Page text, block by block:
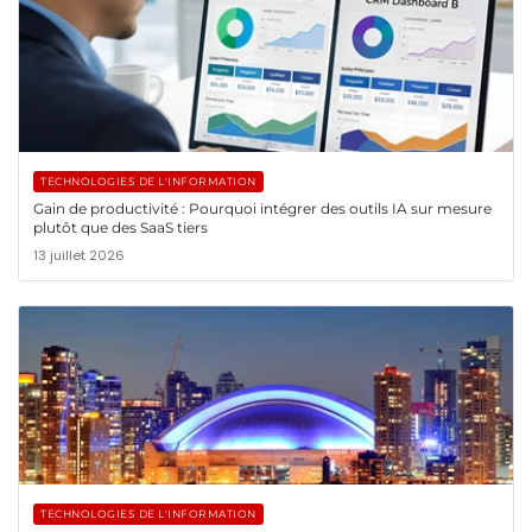
TECHNOLOGIES DE L'INFORMATION
Gain de productivité : Pourquoi intégrer des outils IA sur mesure
plutôt que des SaaS tiers
13 juillet 2026
TECHNOLOGIES DE L'INFORMATION